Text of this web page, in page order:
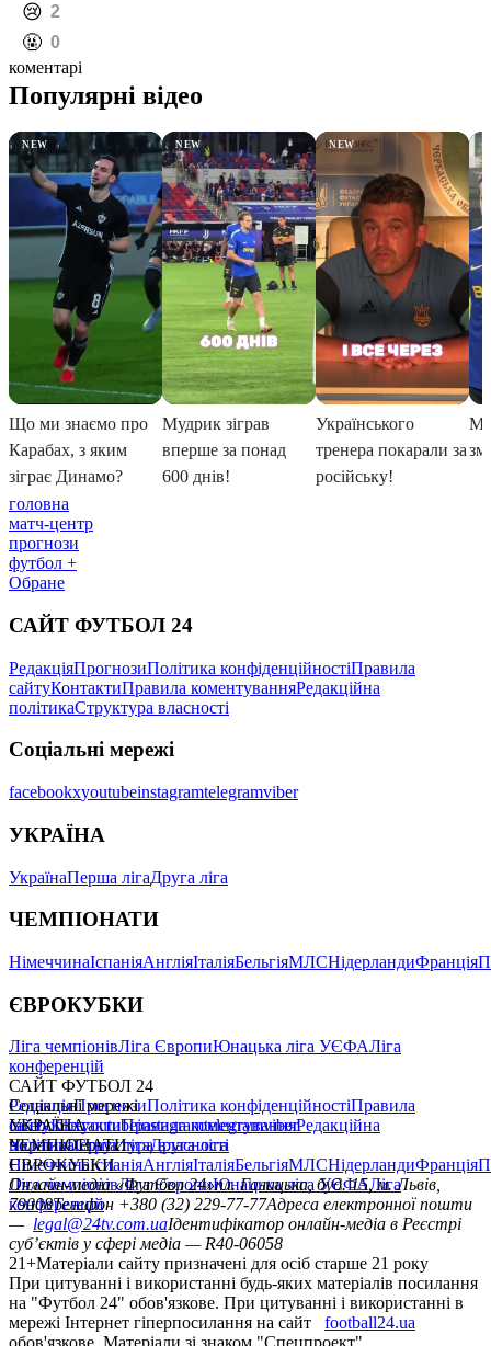
️😢 2
️🤬 0
коментарі
головна
матч-центр
прогнози
футбол +
Обране
САЙТ ФУТБОЛ 24
РедакціяПрогнозиПолітика конфіденційностіПравила
сайтуКонтактиПравила коментуванняРедакційна
політикаСтруктура власності
Соціальні мережі
facebookxyoutubeinstagramtelegramviber
УКРАЇНА
УкраїнаПерша лігаДруга ліга
ЧЕМПІОНАТИ
НімеччинаІспаніяАнгліяІталіяБельгіяМЛСНідерландиФранція
ЄВРОКУБКИ
Ліга чемпіонівЛіга ЄвропиЮнацька ліга УЄФАЛіга
конференцій
САЙТ ФУТБОЛ 24
РедакціяПрогнозиПолітика конфіденційностіПравила
сайтуКонтактиПравила коментуванняРедакційна
політикаСтруктура власності
Соціальні мережі
facebookxyoutubeinstagramtelegramviber
УКРАЇНА
УкраїнаПерша лігаДруга ліга
ЧЕМПІОНАТИ
НімеччинаІспаніяАнгліяІталіяБельгіяМЛСНідерландиФранція
ЄВРОКУБКИ
Ліга чемпіонівЛіга ЄвропиЮнацька ліга УЄФАЛіга
конференцій
Онлайн-медіа «Футбол 24»пл. Галицька, буд. 15, м. Львів,
79008Телефон +380 (32) 229-77-77Адреса електронної пошти
— legal@24tv.com.uaІдентифікатор онлайн-медіа в Реєстрі
суб’єктів у сфері медіа — R40-06058
21+Матеріали сайту призначені для осіб старше 21 року
При цитуванні і використанні будь-яких матеріалів посилання
на "Футбол 24" обов'язкове. При цитуванні і використанні в
мережі Інтернет гіперпосилання на сайт
football24.ua